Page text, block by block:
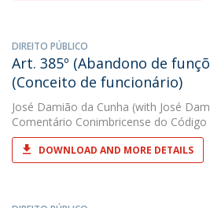
DIREITO PÚBLICO
Art. 385º (Abandono de
(Conceito de funcionário)
José Damião da Cunha (with José
Comentário Conimbricense do Código
DOWNLOAD AND MORE DETAILS